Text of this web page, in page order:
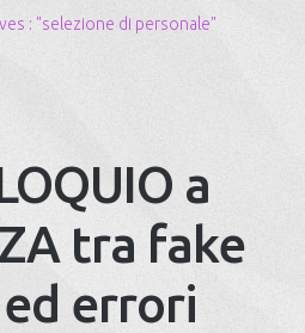
: "selezione di personale"
a
tra fake
errori